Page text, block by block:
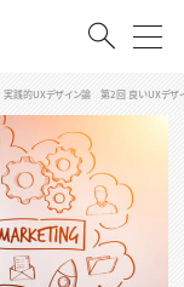
員登録
実践的UXデザイン論 第2回 良いUXデザイ